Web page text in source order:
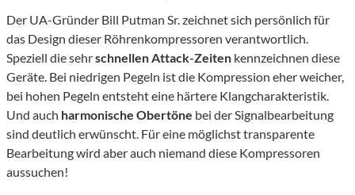
Der UA-Gründer Bill Putman Sr. zeichnet sich persönlich für
das Design dieser Röhrenkompressoren verantwortlich.
Speziell die sehrschnellen Attack-Zeiten kennzeichnen diese
Geräte. Bei niedrigen Pegeln ist die Kompression eher weicher,
bei hohen Pegeln entsteht eine härtere Klangcharakteristik.
Und auch harmonische Obertöne bei der Signalbearbeitung
sind deutlich erwünscht. Für eine möglichst transparente
Bearbeitung wird aber auch niemand diese Kompressoren
aussuchen!